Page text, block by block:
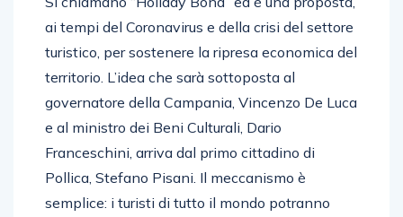
ai tempi del Coronavirus e della crisi del settore
turistico, per sostenere la ripresa economica del
territorio. L’idea che sarà sottoposta al
governatore della Campania, Vincenzo De Luca
e al ministro dei Beni Culturali, Dario
Franceschini, arriva dal primo cittadino di
Pollica, Stefano Pisani. Il meccanismo è
semplice: i turisti di tutto il mondo potranno